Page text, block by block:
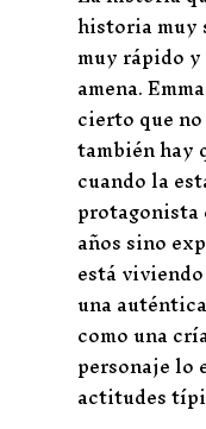
historia muy
muy rápido
amena.
cierto que
también hay
cuando la
protagonista
años sino
está
una
como una
personaje lo
actitudes